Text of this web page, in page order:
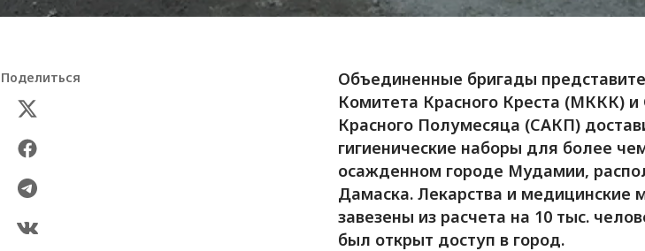
Поделиться
Объединенные бригады
Комитета Красного Креста (МККК) и
Красного Полумесяца (САКП)
гигиенические наборы для более
осажденном городе Мудамии,
Дамаска. Лекарства и медицинские
завезены из расчета на 10 тыс.
был открыт доступ в город.